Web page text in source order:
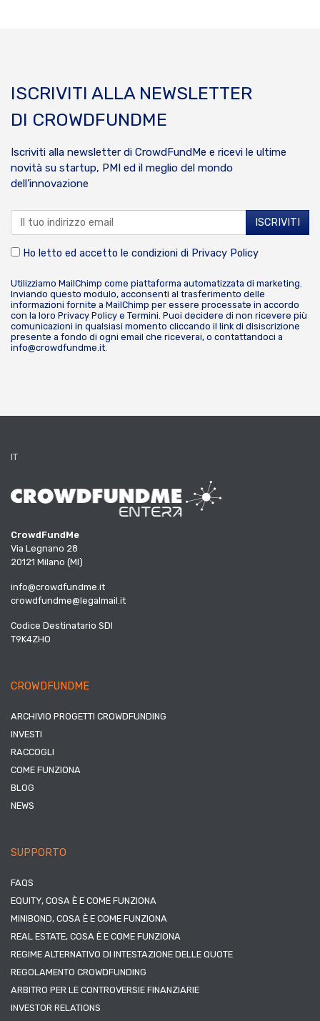
ISCRIVITI ALLA NEWSLETTER
DI CROWDFUNDME
Iscriviti alla newsletter di CrowdFundMe e ricevi le ultime
novità su startup, PMI ed il meglio del mondo
dell’innovazione
Ho letto ed accetto le condizioni di Privacy Policy
Utilizziamo MailChimp come piattaforma automatizzata di marketing.
Inviando questo modulo, acconsenti al trasferimento delle
informazioni fornite a MailChimp per essere processate in accordo
con la loro Privacy Policy e Termini. Puoi decidere di non ricevere più
comunicazioni in qualsiasi momento cliccando il link di disiscrizione
presente a fondo di ogni email che riceverai, o contattandoci a
info@crowdfundme.it.
IT
CrowdFundMe
Via Legnano 28
20121 Milano (MI)
info@crowdfundme.it
crowdfundme@legalmail.it
Codice Destinatario SDI
T9K4ZHO
CROWDFUNDME
ARCHIVIO PROGETTI CROWDFUNDING
INVESTI
RACCOGLI
COME FUNZIONA
BLOG
NEWS
SUPPORTO
FAQS
EQUITY, COSA È E COME FUNZIONA
MINIBOND, COSA È E COME FUNZIONA
REAL ESTATE, COSA È E COME FUNZIONA
REGIME ALTERNATIVO DI INTESTAZIONE DELLE QUOTE
REGOLAMENTO CROWDFUNDING
ARBITRO PER LE CONTROVERSIE FINANZIARIE
INVESTOR RELATIONS